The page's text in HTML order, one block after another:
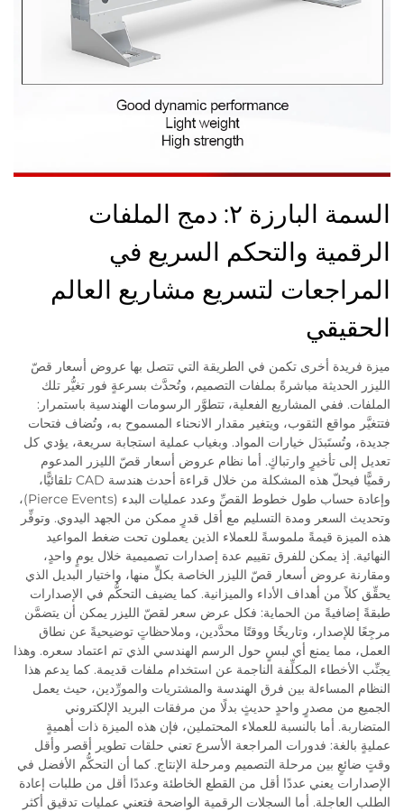
السمة البارزة ٢: دمج الملفات
الرقمية والتحكم السريع في
المراجعات لتسريع مشاريع العالم
الحقيقي
ميزة فريدة أخرى تكمن في الطريقة التي تتصل بها عروض أسعار قصّ
الليزر الحديثة مباشرةً بملفات التصميم، وتُحدَّث بسرعةٍ فور تغيُّر تلك
الملفات. ففي المشاريع الفعلية، تتطوَّر الرسومات الهندسية باستمرار:
فتتغيَّر مواقع الثقوب، ويتغير مقدار الانحناء المسموح به، وتُضاف فتحات
جديدة، وتُستَبدَل خيارات المواد. وبغياب عملية استجابة سريعة، يؤدي كل
تعديل إلى تأخيرٍ وارتباكٍ. أما نظام عروض أسعار قصّ الليزر المدعوم
رقميًّا فيحلّ هذه المشكلة من خلال قراءة أحدث هندسة CAD تلقائيًّا،
وإعادة حساب طول خطوط القصِّ وعدد عمليات البدء (Pierce Events)،
وتحديث السعر ومدة التسليم مع أقل قدرٍ ممكن من الجهد اليدوي. وتوفِّر
هذه الميزة قيمةً ملموسةً للعملاء الذين يعملون تحت ضغط المواعيد
النهائية. إذ يمكن للفرق تقييم عدة إصدارات تصميمية خلال يومٍ واحدٍ،
ومقارنة عروض أسعار قصّ الليزر الخاصة بكلٍّ منها، واختيار البديل الذي
يحقِّق كلاً من أهداف الأداء والميزانية. كما يضيف التحكُّم في الإصدارات
طبقةً إضافيةً من الحماية: فكل عرض سعر لقصّ الليزر يمكن أن يتضمَّن
مرجِعًا للإصدار، وتاريخًا ووقتًا محدَّدين، وملاحظاتٍ توضيحيةً عن نطاق
العمل، مما يمنع أي لبسٍ حول الرسم الهندسي الذي تم اعتماد سعره. وهذا
يجنِّب الأخطاء المكلِّفة الناجمة عن استخدام ملفات قديمة. كما يدعم هذا
النظام المساءلة بين فرق الهندسة والمشتريات والمورِّدين، حيث يعمل
الجميع من مصدرٍ واحدٍ حديثٍ بدلًا من مرفقات البريد الإلكتروني
المتضاربة. أما بالنسبة للعملاء المحتملين، فإن هذه الميزة ذات أهميةٍ
عمليةٍ بالغة: فدورات المراجعة الأسرع تعني حلقات تطوير أقصر وأقل
وقتٍ ضائعٍ بين مرحلة التصميم ومرحلة الإنتاج. كما أن التحكُّم الأفضل في
الإصدارات يعني عددًا أقل من القطع الخاطئة وعددًا أقل من طلبات إعادة
الطلب العاجلة. أما السجلات الرقمية الواضحة فتعني عمليات تدقيق أكثر